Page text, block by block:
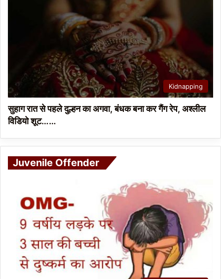
Kidnapping
सुहाग रात से पहले दुल्हन का अगवा, बंधक बना कर गैंग रेप, अश्लील
विडियो शूट……
Juvenile Offender